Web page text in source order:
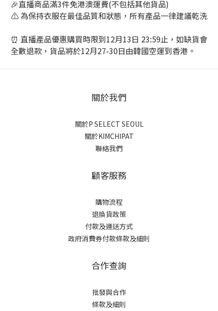
🎉直播商品滿3件免港澳運費(不包括其他貨品)
⚠️ 為保持衣服在最佳品質和狀態，所有產品一律建議乾洗
⏰ 直播產品優惠購買時限到12月13日 23:59止，如缺貨會
全數退款，貨品將於12月27-30日由韓國空運到香港。
關於我們
關於P SELECT SEOUL
關於KIMCHIPAT
聯絡我們
顧客服務
購物流程
退換貨政策
付款及運送方式
政府消費券付款條款及細則
合作查詢
批發與合作
條款及細則